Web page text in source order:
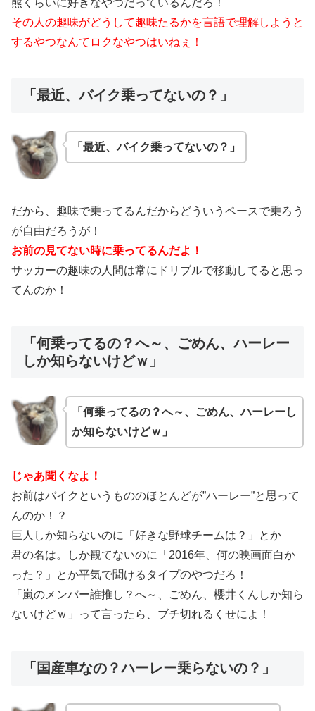
熊くらいに好きなやつだっているんだろ！
その人の趣味がどうして趣味たるかを言語で理解しようと
するやつなんてロクなやつはいねぇ！
「最近、バイク乗ってないの？」
「最近、バイク乗ってないの？」
だから、趣味で乗ってるんだからどういうペースで乗ろう
が自由だろうが！
お前の見てない時に乗ってるんだよ！
サッカーの趣味の人間は常にドリブルで移動してると思っ
てんのか！
「何乗ってるの？へ～、ごめん、ハーレー
しか知らないけどｗ」
「何乗ってるの？へ～、ごめん、ハーレーし
か知らないけどｗ」
じゃあ聞くなよ！
お前はバイクというもののほとんどが”ハーレー”と思って
んのか！？
巨人しか知らないのに「好きな野球チームは？」とか
君の名は。しか観てないのに「2016年、何の映画面白か
った？」とか平気で聞けるタイプのやつだろ！
「嵐のメンバー誰推し？へ～、ごめん、櫻井くんしか知ら
ないけどｗ」って言ったら、ブチ切れるくせによ！
「国産車なの？ハーレー乗らないの？」